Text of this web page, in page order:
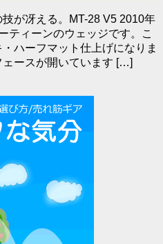
が冴える。MT-28 V5 2010年
ティーンのウェッジです。こ
ハーフマット仕上げになりま
ースが開いています […]